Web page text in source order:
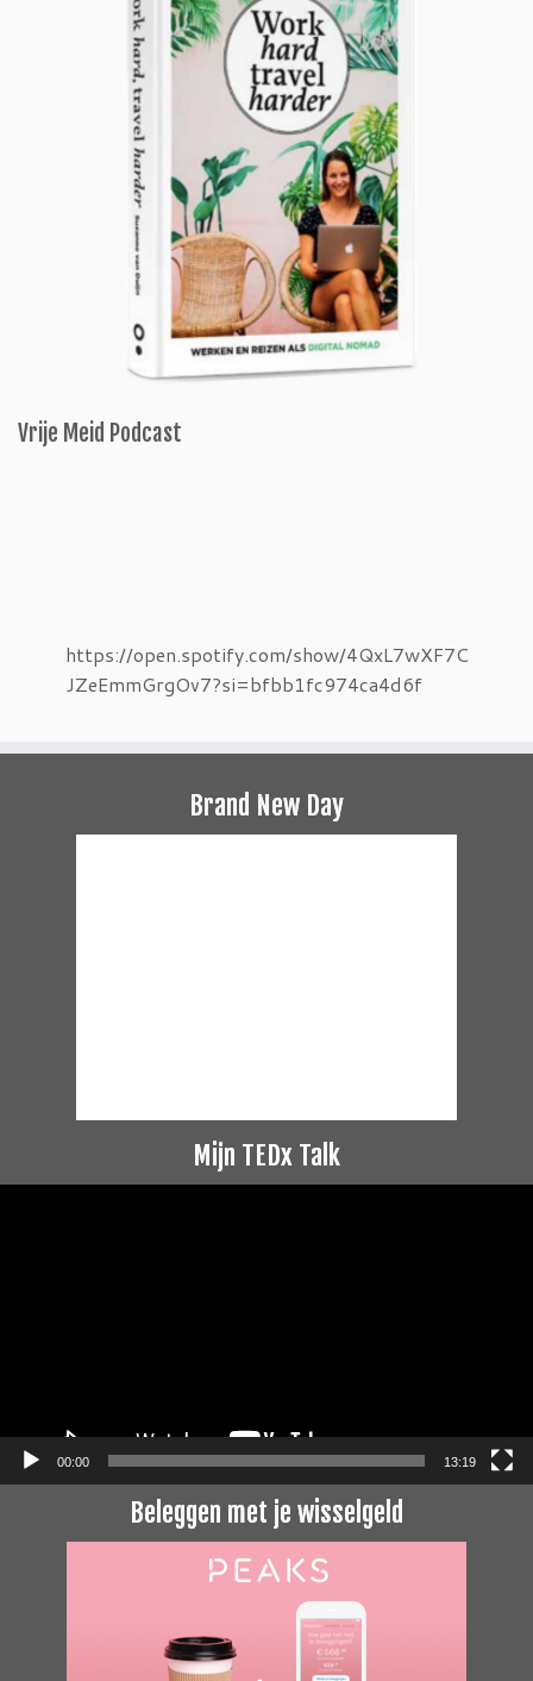
Vrije Meid Podcast
https://open.spotify.com/show/4QxL7wXF7C
JZeEmmGrgOv7?si=bfbb1fc974ca4d6f
Brand New Day
Mijn TEDx Talk
00:00 13:19
Beleggen met je wisselgeld